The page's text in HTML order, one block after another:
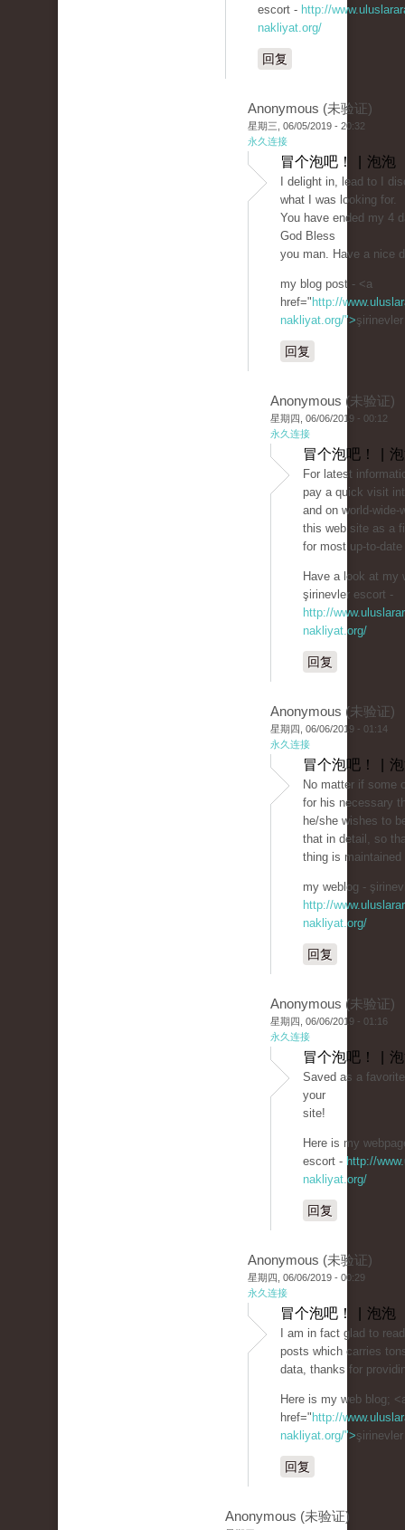
escort - http://
nakliyat.org/
回复
Anonymous (未验证)
星期三, 06/05/2019 - 20:32
永久连接
冒个泡吧！ | 泡泡
I delight in, lead to I
what I was looking for.
You have ended my 4
God Bless
you man. Have a nice
my blog post - <a
href=" http://
nakliyat.org/">
回复
Anonymous (未验证)
星期四, 06/06/2019 - 00:12
永久连接
冒个泡吧！ |
For latest
pay a quick visit
and on world-wide-
this web site as a
for most up-to-
Have a look at my
şirinevler escort -
http://
nakliyat.org/
回复
Anonymous (未验证)
星期四, 06/06/2019 - 01:14
永久连接
冒个泡吧！ |
No matter if some
for his necessary
he/she wishes to
that in detail, so
thing is maintained
my weblog -
http://
nakliyat.org/
回复
Anonymous (未验证)
星期四, 06/06/2019 - 01:16
永久连接
冒个泡吧！ |
Saved as a
your
site!
Here is my
escort - http://
nakliyat.org/
回复
Anonymous (未验证)
星期四, 06/06/2019 - 00:29
永久连接
冒个泡吧！ | 泡泡
I am in fact glad to
posts which carries
data, thanks for
Here is my web blog;
href=" http://
nakliyat.org/">
回复
Anonymous (未验证)